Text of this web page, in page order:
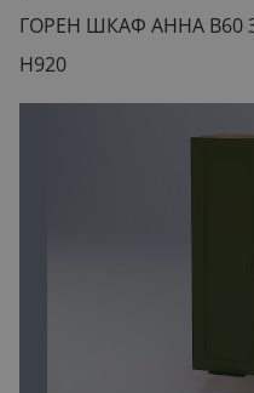
ГОРЕН ШКАФ АННА B60
H920